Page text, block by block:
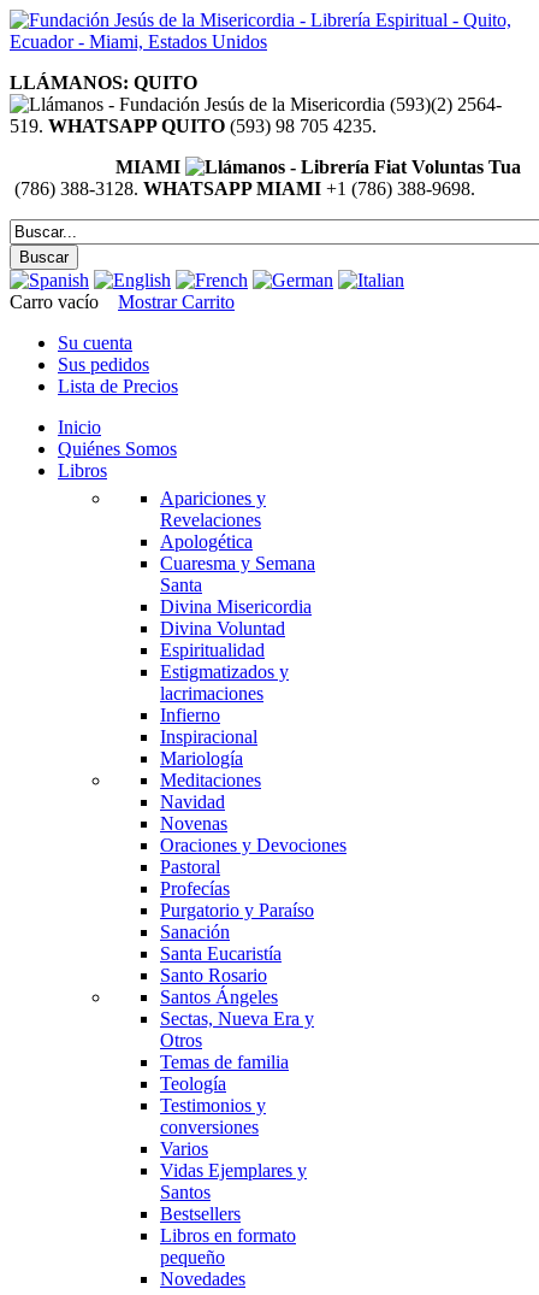
LLÁMANOS: QUITO
(593)(2) 2564-
519. WHATSAPP QUITO (593) 98 705 4235.
MIAMI
(786) 388-3128. WHATSAPP MIAMI +1 (786) 388-9698.
Carro vacío
Mostrar Carrito
Su cuenta
Sus pedidos
Lista de Precios
Inicio
Quiénes Somos
Libros
Apariciones y
Revelaciones
Apologética
Cuaresma y Semana
Santa
Divina Misericordia
Divina Voluntad
Espiritualidad
Estigmatizados y
lacrimaciones
Infierno
Inspiracional
Mariología
Meditaciones
Navidad
Novenas
Oraciones y Devociones
Pastoral
Profecías
Purgatorio y Paraíso
Sanación
Santa Eucaristía
Santo Rosario
Santos Ángeles
Sectas, Nueva Era y
Otros
Temas de familia
Teología
Testimonios y
conversiones
Varios
Vidas Ejemplares y
Santos
Bestsellers
Libros en formato
pequeño
Novedades